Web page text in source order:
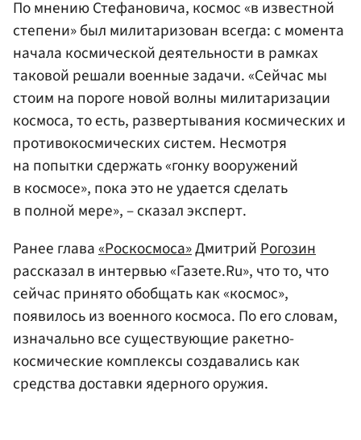
По мнению Стефановича, космос «в известной
степени» был милитаризован всегда: с момента
начала космической деятельности в рамках
таковой решали военные задачи. «Сейчас мы
стоим на пороге новой волны милитаризации
космоса, то есть, развертывания космических и
противокосмических систем. Несмотря
на попытки сдержать «гонку вооружений
в космосе», пока это не удается сделать
в полной мере», – сказал эксперт.
Ранее глава«Роскосмоса»ДмитрийРогозин
рассказал в интервью «Газете.Ru», что то, что
сейчас принято обобщать как «космос»,
появилось из военного космоса. По его словам,
изначально все существующие ракетно-
космические комплексы создавались как
средства доставки ядерного оружия.